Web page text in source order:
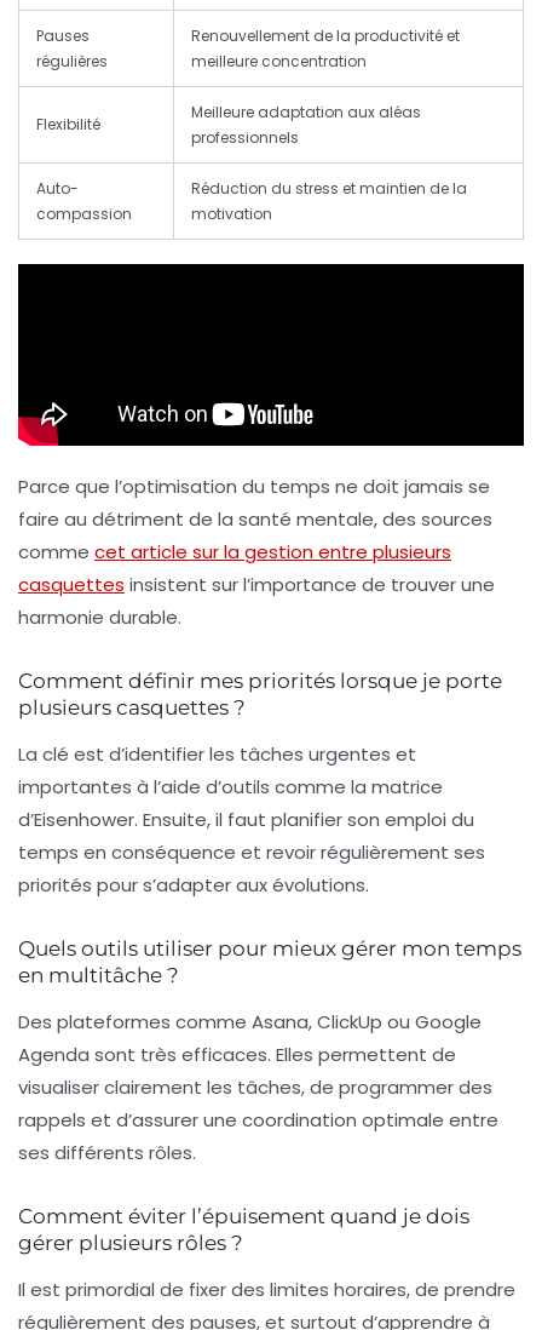
Pauses
régulières
Renouvellement de la productivité et
meilleure concentration
Flexibilité
Meilleure adaptation aux aléas
professionnels
Auto-
compassion
Réduction du stress et maintien de la
motivation
Parce que l’optimisation du temps ne doit jamais se
faire au détriment de la santé mentale, des sources
comme cet article sur la gestion entre plusieurs
casquettes insistent sur l’importance de trouver une
harmonie durable.
Comment définir mes priorités lorsque je porte
plusieurs casquettes ?
La clé est d’identifier les tâches urgentes et
importantes à l’aide d’outils comme la matrice
d’Eisenhower. Ensuite, il faut planifier son emploi du
temps en conséquence et revoir régulièrement ses
priorités pour s’adapter aux évolutions.
Quels outils utiliser pour mieux gérer mon temps
en multitâche ?
Des plateformes comme Asana, ClickUp ou Google
Agenda sont très efficaces. Elles permettent de
visualiser clairement les tâches, de programmer des
rappels et d’assurer une coordination optimale entre
ses différents rôles.
Comment éviter l’épuisement quand je dois
gérer plusieurs rôles ?
Il est primordial de fixer des limites horaires, de prendre
régulièrement des pauses, et surtout d’apprendre à